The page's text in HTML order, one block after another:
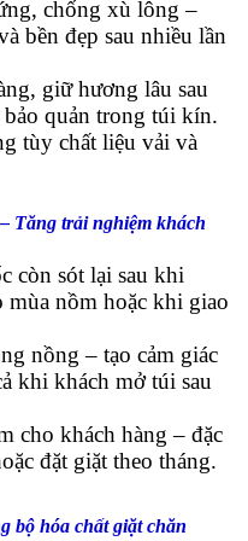
chống xù lông –
bền đẹp sau nhiều lần
giữ hương lâu sau
quản trong túi kín.
tùy chất liệu vải và
Tăng trải nghiệm khách
còn sót lại sau khi
nồm hoặc khi giao
nồng – tạo cảm giác
khi khách mở túi sau
cho khách hàng – đặc
đặt giặt theo tháng.
bộ hóa chất giặt chăn